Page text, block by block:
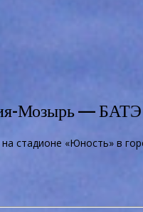
Мозырь — БАТЭ
на стадионе «Юность» в